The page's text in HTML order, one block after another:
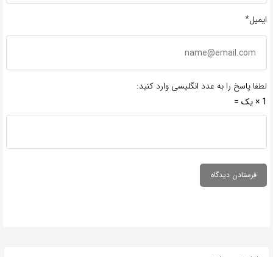
ایمیل*
لطفا پاسخ را به عدد انگلیسی وارد کنید:
1 × یک =